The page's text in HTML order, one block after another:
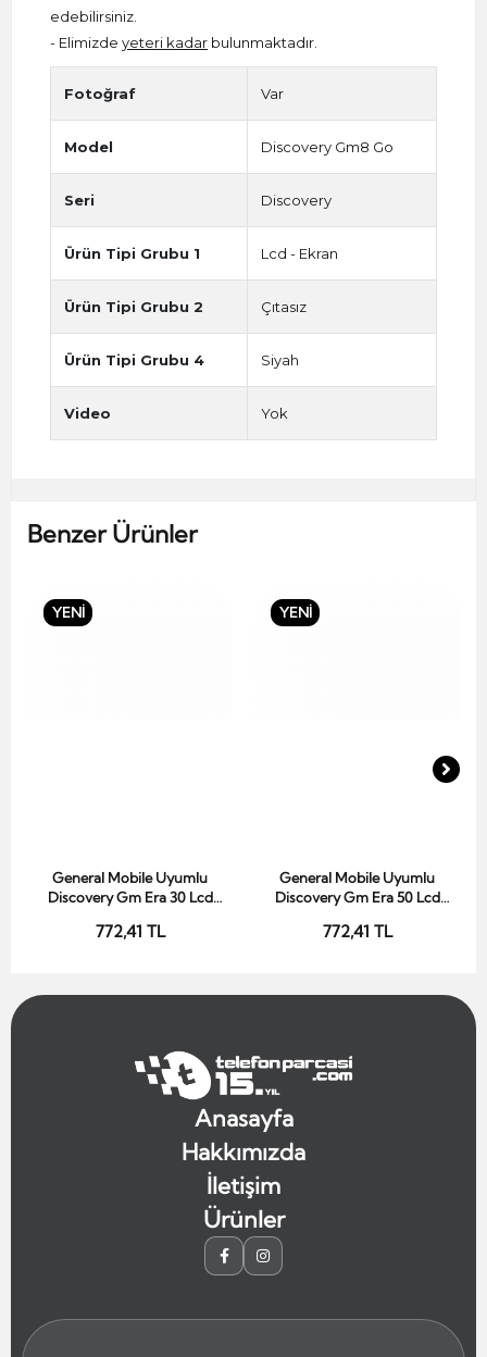
edebilirsiniz.
- Elimizde yeteri kadar bulunmaktadır.
Fotoğraf Var
Model Discovery Gm8 Go
Seri Discovery
Ürün Tipi Grubu 1 Lcd - Ekran
Ürün Tipi Grubu 2 Çıtasız
Ürün Tipi Grubu 4 Siyah
Video Yok
Benzer Ürünler
YENİ
Sepete Ekle
General Mobile Uyumlu
Discovery Gm Era 30 Lcd
772,41 TL
YENİ
Sepete Ekle
General Mobile Uyumlu
Discovery Gm Era 50 Lcd
772,41 TL
Anasayfa
Hakkımızda
İletişim
Ürünler